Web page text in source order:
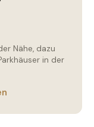
Nähe, dazu
in der